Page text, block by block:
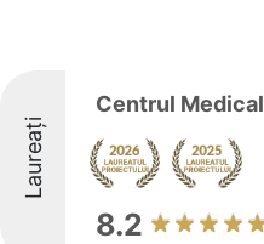
Laureați
Centrul
8.2